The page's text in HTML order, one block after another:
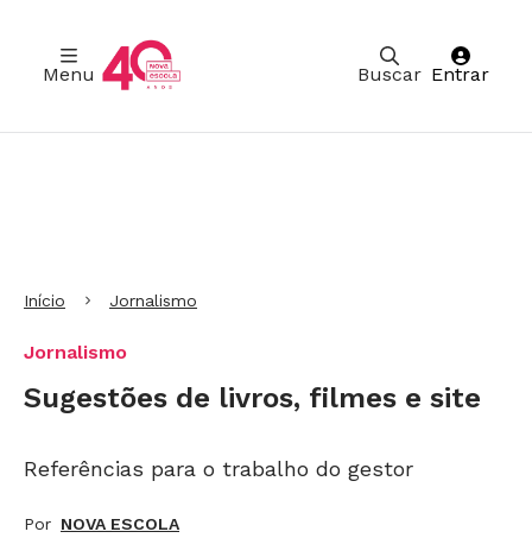
Buscar
Menu Entrar
Início Jornalismo
Jornalismo
Sugestões de livros, filmes e site
Referências para o trabalho do gestor
Por NOVA ESCOLA